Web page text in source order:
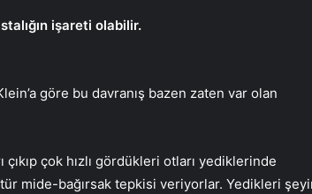
işareti olabilir.
göre bu davranış bazen zaten var olan
çok hızlı gördükleri otları yediklerinde
mide-bağırsak tepkisi veriyorlar. Yedikleri